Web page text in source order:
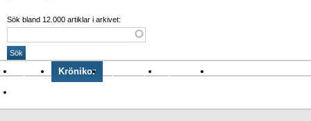
Sök bland 12.000 artiklar i arkivet:
Nyheter Krönikor Sport & spel Nyhetsbrev